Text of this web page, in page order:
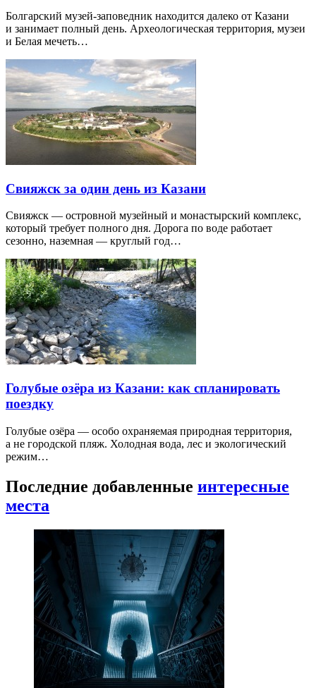
Болгарский музей-заповедник находится далеко от Казани
и занимает полный день. Археологическая территория, музеи
и Белая мечеть…
Свияжск за один день из Казани
Свияжск — островной музейный и монастырский комплекс,
который требует полного дня. Дорога по воде работает
сезонно, наземная — круглый год…
Голубые озёра из Казани: как спланировать
поездку
Голубые озёра — особо охраняемая природная территория,
а не городской пляж. Холодная вода, лес и экологический
режим…
Последние добавленные интересные
места